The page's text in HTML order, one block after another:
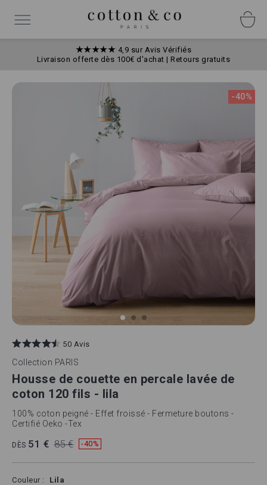
contenu
Basculer
★★★★★ 4,9 sur Avis Vérifiés
Livraison offerte dès 100€ d'achat | Retours gratuits
50 Avis
Collection PARIS
Housse de couette en percale lavée de
coton 120 fils - lila
100% coton peigné - Effet froissé - Fermeture boutons -
Certifié Oeko -Tex
DÈS 51 € 85 € -40%
Couleur Lila
Skip
-40%
to
the
beginning
the
images
gallery